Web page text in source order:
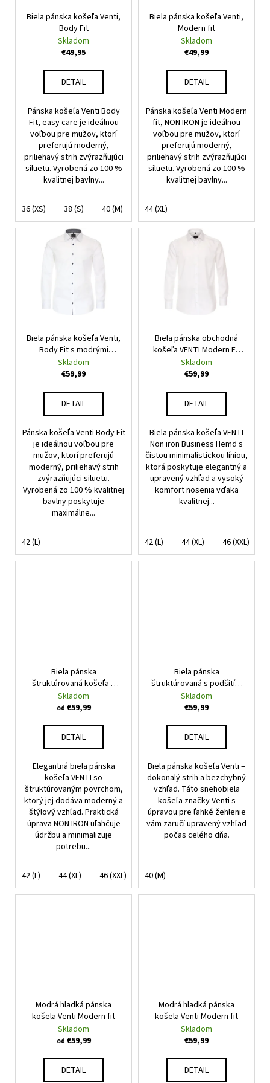
Biela pánska košeľa Venti,
Body Fit
Skladom
€49,95
DETAIL
Pánska košeľa Venti Body
Fit, easy care je ideálnou
voľbou pre mužov, ktorí
preferujú moderný,
priliehavý strih zvýrazňujúci
siluetu. Vyrobená zo 100 %
kvalitnej bavlny...
36 (XS) 38 (S) 40 (M) 42 (L)
Biela pánska košeľa Venti,
Modern fit
Skladom
€49,99
DETAIL
Pánska košeľa Venti Modern
fit, NON IRON je ideálnou
voľbou pre mužov, ktorí
preferujú moderný,
priliehavý strih zvýrazňujúci
siluetu. Vyrobená zo 100 %
kvalitnej bavlny...
44 (XL)
Biela pánska košeľa Venti,
Body Fit s modrými
gombíkmi a podšitím
Skladom
€59,99
DETAIL
Pánska košeľa Venti Body Fit
je ideálnou voľbou pre
mužov, ktorí preferujú
moderný, priliehavý strih
zvýrazňujúci siluetu.
Vyrobená zo 100 % kvalitnej
bavlny poskytuje
maximálne...
42 (L)
Biela pánska obchodná
košeľa VENTI Modern Fit
nežehlivá
Skladom
€59,99
DETAIL
Biela pánska košeľa VENTI
Non iron Business Hemd s
čistou minimalistickou líniou,
ktorá poskytuje elegantný a
upravený vzhľad a vysoký
komfort nosenia vďaka
kvalitnej...
42 (L) 44 (XL) 46 (XXL)
Biela pánska
štruktúrovaná košeľa s
podšitím Modern Fit, NON
IRON
Skladom
od €59,99
DETAIL
Elegantná biela pánska
košeľa VENTI so
štruktúrovaným povrchom,
ktorý jej dodáva moderný a
štýlový vzhľad. Praktická
úprava NON IRON uľahčuje
údržbu a minimalizuje
potrebu...
42 (L) 44 (XL) 46 (XXL) 48 (3XL)
Biela pánska
štruktúrovaná s podšitím
košeľa Venti Body fit
Skladom
€59,99
DETAIL
Biela pánska košeľa Venti –
dokonalý strih a bezchybný
vzhľad. Táto snehobiela
košeľa značky Venti s
úpravou pre ľahké žehlenie
vám zaručí upravený vzhľad
počas celého dňa.
40 (M)
Modrá hladká pánska
košela Venti Modern fit
Skladom
od €59,99
DETAIL
Modrá hladká pánska
košela Venti Modern fit
Skladom
€59,99
DETAIL
HĽADAŤ
p
o